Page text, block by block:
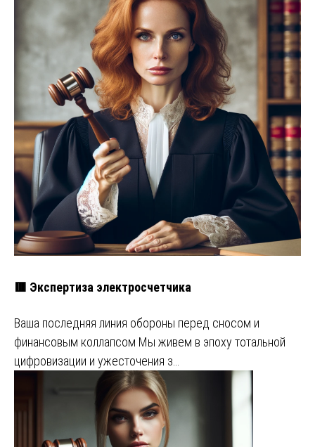
🟥 Экспертиза электросчетчика
Ваша последняя линия обороны перед сносом и
финансовым коллапсом Мы живем в эпоху тотальной
цифровизации и ужесточения з…